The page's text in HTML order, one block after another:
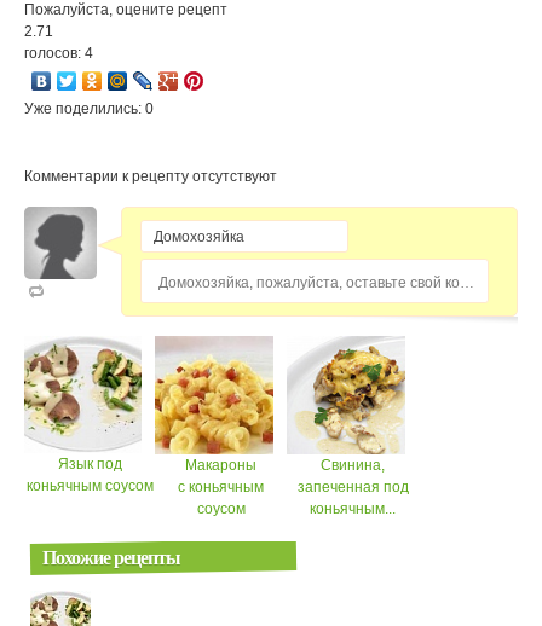
Пожалуйста, оцените рецепт
2.71
голосов: 4
Уже поделились: 0
Комментарии к рецепту отсутствуют
Домохозяйка, пожалуйста, оставьте свой комментарий...
Язык под
коньячным соусом
Макароны
с коньячным
соусом
Свинина,
запеченная под
коньячным...
Похожие рецепты